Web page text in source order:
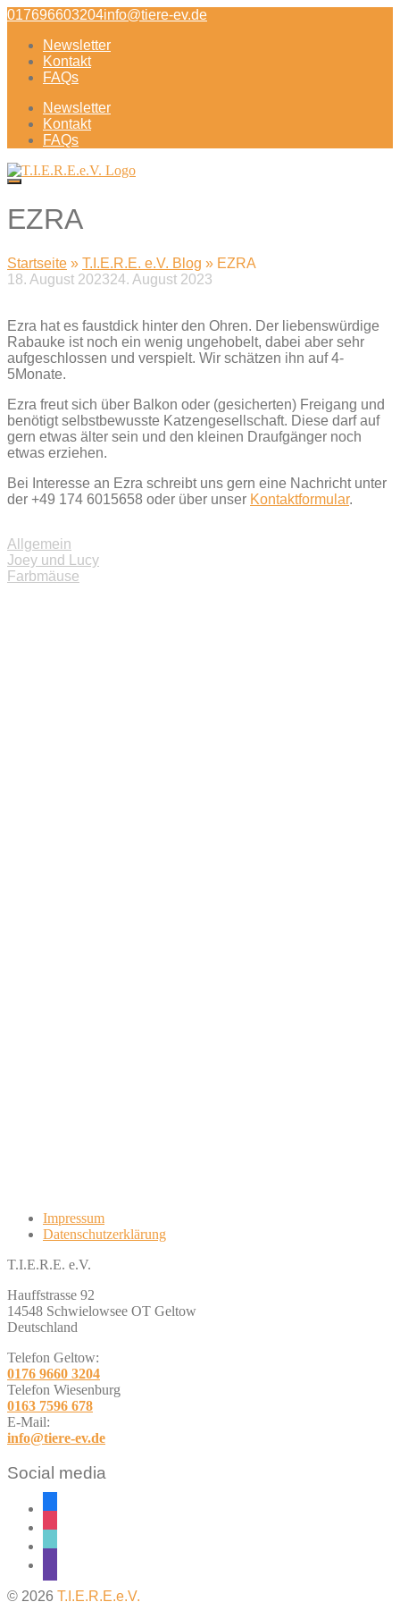
Direkt
Inhalt
017696603204info@tiere-ev.de
Newsletter
Kontakt
FAQs
Newsletter
Kontakt
FAQs
EZRA
Startseite » T.I.E.R.E. e.V. Blog » EZRA
18. August 202324. August 2023
Ezra hat es faustdick hinter den Ohren. Der liebenswürdige
Rabauke ist noch ein wenig ungehobelt, dabei aber sehr
aufgeschlossen und verspielt. Wir schätzen ihn auf 4-
5Monate.
Ezra freut sich über Balkon oder (gesicherten) Freigang und
benötigt selbstbewusste Katzengesellschaft. Diese darf auf
gern etwas älter sein und den kleinen Draufgänger noch
etwas erziehen.
Bei Interesse an Ezra schreibt uns gern eine Nachricht unter
der +49 174 6015658 oder über unser Kontaktformular.
Allgemein
Beitragsnavigation
Joey und Lucy
Farbmäuse
Impressum
Datenschutzerklärung
T.I.E.R.E. e.V.
Hauffstrasse 92
14548 Schwielowsee OT Geltow
Deutschland
Telefon Geltow:
0176 9660 3204
Telefon Wiesenburg
0163 7596 678
E-Mail:
info@tiere-ev.de
Social media
© 2026 T.I.E.R.E.e.V.